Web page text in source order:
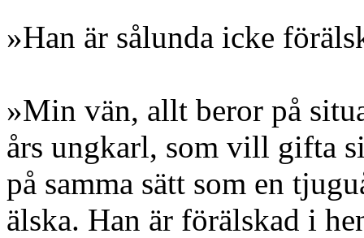
»Han är sålunda icke
»Min vän, allt beror på
års ungkarl, som vill gifta
på samma sätt som en
älska. Han är förälskad i